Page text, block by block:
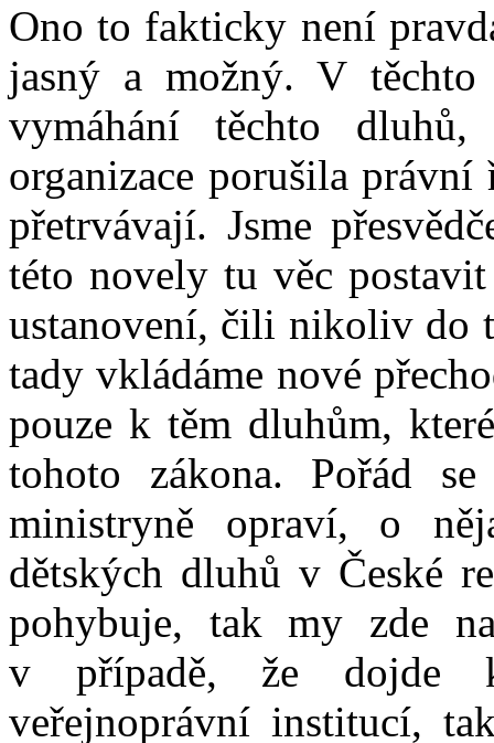
Ono to fakticky není
jasný a možný. V
vymáhání těchto
organizace porušila
přetrvávají. Jsme
této novely tu věc
ustanovení, čili nikoliv do
tady vkládáme nové
pouze k těm dluhům,
tohoto zákona. Pořád
ministryně opraví, o
dětských dluhů v České
pohybuje, tak my zde
v případě, že dojde
veřejnoprávní institucí,